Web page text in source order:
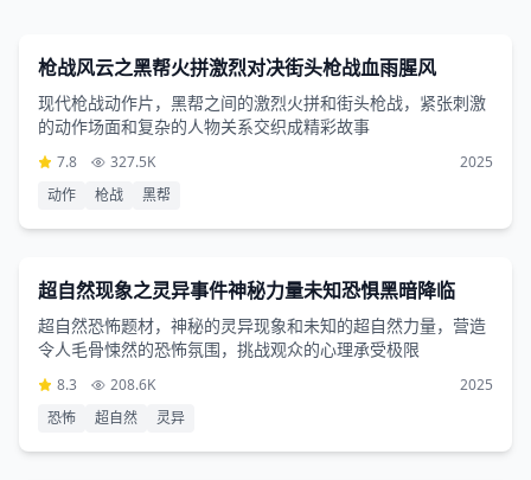
3小时32分钟
枪战风云之黑帮火拼激烈对决街头枪战血雨腥风
现代枪战动作片，黑帮之间的激烈火拼和街头枪战，紧张刺激
的动作场面和复杂的人物关系交织成精彩故事
7.8 327.5K
2025
动作
枪战 黑帮
2小时58分钟
恐怖片
超自然现象之灵异事件神秘力量未知恐惧黑暗降临
超自然恐怖题材，神秘的灵异现象和未知的超自然力量，营造
令人毛骨悚然的恐怖氛围，挑战观众的心理承受极限
8.3 208.6K
2025
恐怖
超自然 灵异
科幻片